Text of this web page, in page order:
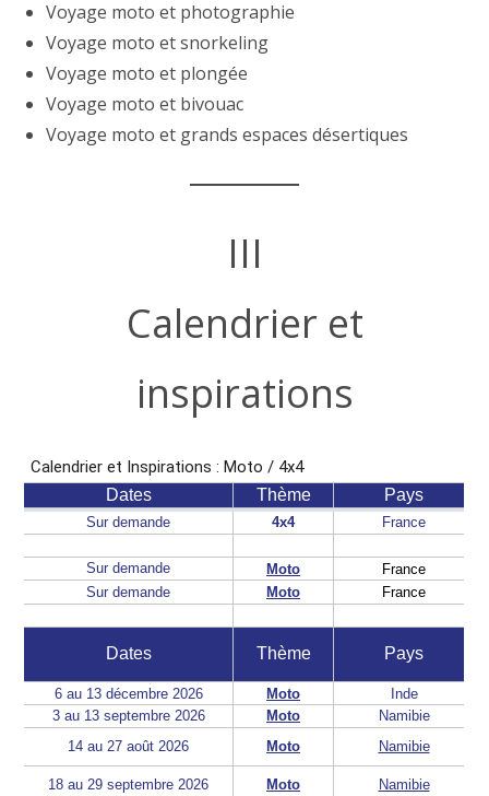
Voyage moto et photographie
Voyage moto et snorkeling
Voyage moto et plongée
Voyage moto et bivouac
Voyage moto et grands espaces désertiques
III
Calendrier et
inspirations